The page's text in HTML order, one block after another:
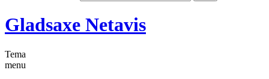
Gladsaxe Netavis
Tema
menu